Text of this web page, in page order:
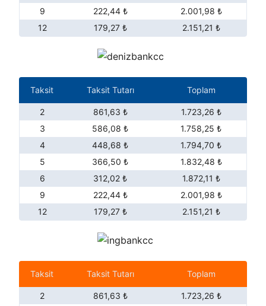
9
222,44 ₺
2.001,98 ₺
12
179,27 ₺ 2.151,21 ₺
Taksit Taksit Tutarı Toplam
2 861,63 ₺
1.723,26 ₺
3
586,08 ₺
1.758,25 ₺
4
448,68 ₺
1.794,70 ₺
5
366,50 ₺
1.832,48 ₺
6
312,02 ₺
1.872,11 ₺
9
222,44 ₺
2.001,98 ₺
12
179,27 ₺ 2.151,21 ₺
Taksit Taksit Tutarı Toplam
2 861,63 ₺
1.723,26 ₺